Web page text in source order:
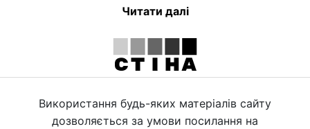
Читати далі
Використання будь-яких матеріалів сайту
дозволяється за умови посилання на